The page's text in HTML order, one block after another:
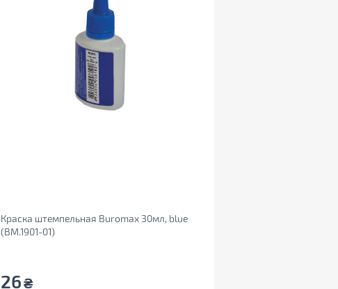
Краска штемпельная Buromax 30мл, blue
(BM.1901-01)
26₴